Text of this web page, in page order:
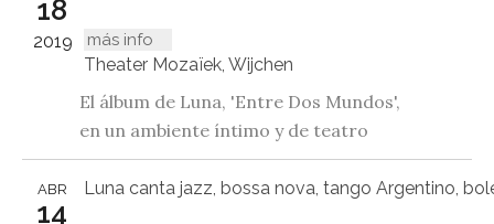
más info
18
2019
Theater Mozaïek, Wijchen
El álbum de Luna, 'Entre Dos Mundos',
en un ambiente íntimo y de teatro
Luna canta jazz, bossa nova, tango Argentino,
ABR
14